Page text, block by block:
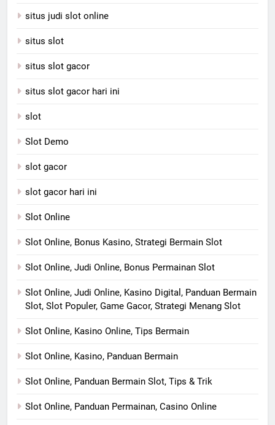
situs judi slot online
situs slot
situs slot gacor
situs slot gacor hari ini
slot
Slot Demo
slot gacor
slot gacor hari ini
Slot Online
Slot Online, Bonus Kasino, Strategi Bermain Slot
Slot Online, Judi Online, Bonus Permainan Slot
Slot Online, Judi Online, Kasino Digital, Panduan Bermain
Slot, Slot Populer, Game Gacor, Strategi Menang Slot
Slot Online, Kasino Online, Tips Bermain
Slot Online, Kasino, Panduan Bermain
Slot Online, Panduan Bermain Slot, Tips & Trik
Slot Online, Panduan Permainan, Casino Online